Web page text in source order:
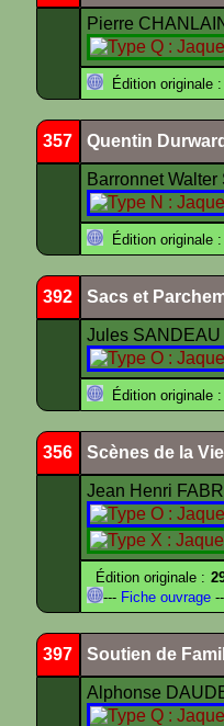
Pierre
Édition originale :
357 Quentin Durward
Barronnet Walter
Édition originale :
392 Sacs et
Jules SANDEAU
Édition originale :
356 Scènes de la
Jean Henri
Édition originale :
--- Fiche ouvrage
397 Soutien de
Alphonse